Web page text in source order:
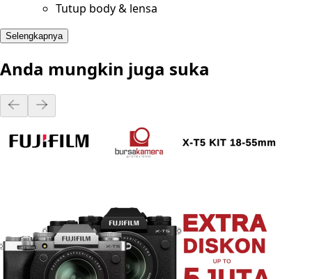
Tutup body & lensa
Selengkapnya
Anda mungkin juga suka